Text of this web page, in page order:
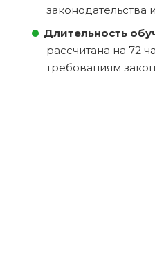
законодательства
Длительность
рассчитана на 72
требованиям